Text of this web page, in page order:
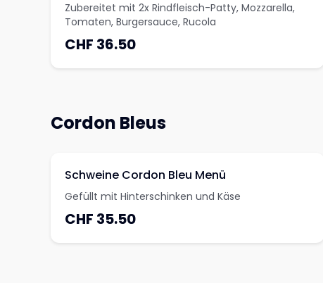
Zubereitet mit 2x Rindfleisch-Patty, Mozzarella,
Tomaten, Burgersauce, Rucola
CHF 36.50
Cordon Bleus
Schweine Cordon Bleu Menü
Gefüllt mit Hinterschinken und Käse
CHF 35.50